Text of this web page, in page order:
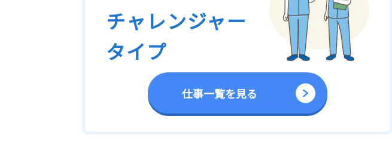
チャレンジャー
タイプ
仕事一覧を見る